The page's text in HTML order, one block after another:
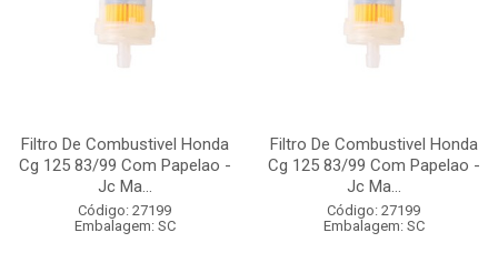
Filtro De Combustivel Honda
Cg 125 83/99 Com Papelao -
Jc Ma...
Código: 27199
Embalagem: SC
Filtro De Combustivel Honda
Cg 125 83/99 Com Papelao -
Jc Ma...
Código: 27199
Embalagem: SC